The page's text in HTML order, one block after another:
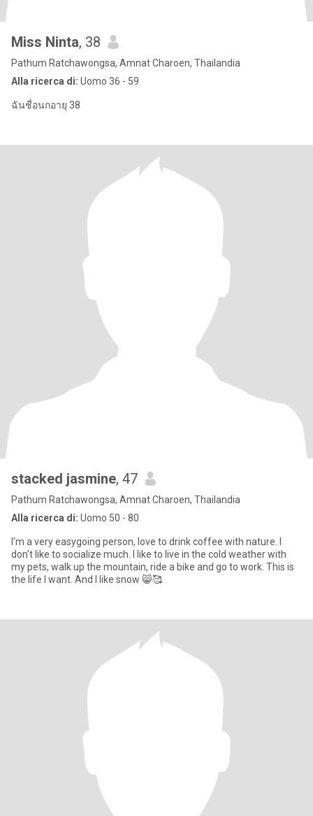
Miss Ninta, 38
Pathum Ratchawongsa, Amnat Charoen, Thailandia
Alla ricerca di: Uomo 36 - 59
ฉันชื่อนกอายุ 38
stacked jasmine, 47
Pathum Ratchawongsa, Amnat Charoen, Thailandia
Alla ricerca di: Uomo 50 - 80
I'm a very easygoing person, love to drink coffee with nature. I
don't like to socialize much. I like to live in the cold weather with
my pets, walk up the mountain, ride a bike and go to work. This is
the life I want. And I like snow 😸🥰